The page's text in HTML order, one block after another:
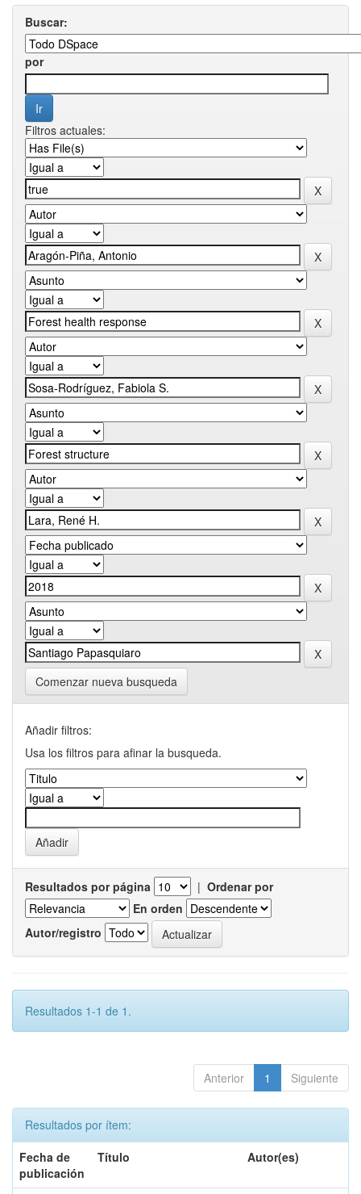
Buscar:
por
Filtros actuales:
Comenzar nueva busqueda
Añadir filtros:
Usa los filtros para afinar la busqueda.
Resultados por página | Ordenar por
En orden
Autor/registro
Resultados 1-1 de 1.
Anterior 1 Siguiente
Resultados por ítem:
Fecha de
publicación
Título Autor(es)